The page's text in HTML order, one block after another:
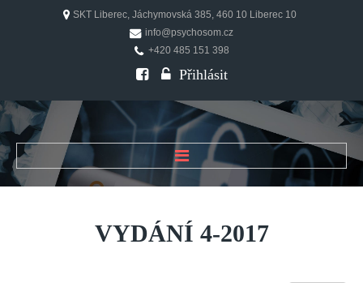
SKT Liberec, Jáchymovská 385, 460 10 Liberec 10
info@psychosom.cz
+420 485 151 398
Přihlásit
ÚVOD
O ČASOPISU
Historie
VYDÁNÍ 4-2017